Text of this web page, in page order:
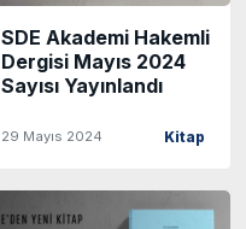
SDE Akademi Hakemli
Dergisi Mayıs 2024
Sayısı Yayınlandı
29 Mayıs 2024 Kitap